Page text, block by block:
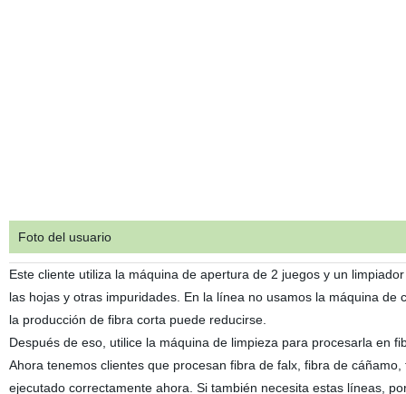
Foto del usuario
Este cliente utiliza la máquina de apertura de 2 juegos y un
las hojas y otras impuridades. En la línea no usamos la máquina
la producción de fibra corta puede reducirse.
Después de eso, utilice la máquina de limpieza para procesarla en
Ahora tenemos clientes que procesan fibra de falx, fibra de
ejecutado correctamente ahora. Si también necesita estas líneas,